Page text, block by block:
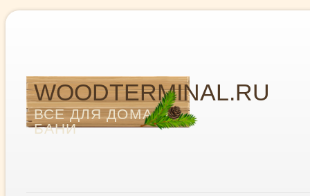
WOODTERMINAL.RU
ВСЕ ДЛЯ ДОМА И
БАНИ